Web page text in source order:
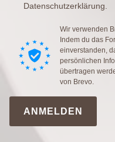
Datenschutzerklärung.
Wir verwenden
Indem du das
einverstanden,
persönlichen
übertragen
von Brevo.
ANMELDEN